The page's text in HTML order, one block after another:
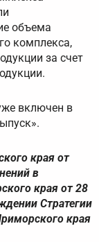
объема
комплекса,
за счет
включен в
края от
в
края от 28
Стратегии
края